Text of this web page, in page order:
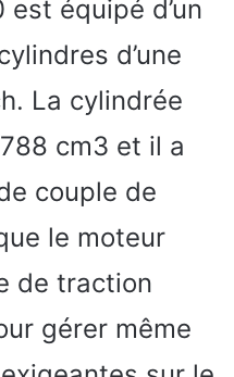
est équipé d’un
d’une
La cylindrée
cm3 et il a
couple de
le moteur
de traction
gérer même